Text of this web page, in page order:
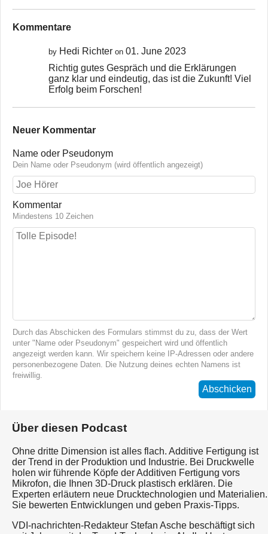
Kommentare
by Hedi Richter on 01. June 2023
Richtig gutes Gespräch und die Erklärungen
ganz klar und eindeutig, das ist die Zukunft! Viel
Erfolg beim Forschen!
Neuer Kommentar
Name oder Pseudonym
Dein Name oder Pseudonym (wird öffentlich angezeigt)
Kommentar
Mindestens 10 Zeichen
Durch das Abschicken des Formulars stimmst du zu, dass der Wert
unter "Name oder Pseudonym" gespeichert wird und öffentlich
angezeigt werden kann. Wir speichern keine IP-Adressen oder andere
personenbezogene Daten. Die Nutzung deines echten Namens ist
freiwillig.
Abschicken
Über diesen Podcast
Ohne dritte Dimension ist alles flach. Additive Fertigung ist
der Trend in der Produktion und Industrie. Bei Druckwelle
holen wir führende Köpfe der Additiven Fertigung vors
Mikrofon, die Ihnen 3D-Druck plastisch erklären. Die
Experten erläutern neue Drucktechnologien und Materialien.
Sie bewerten Entwicklungen und geben Praxis-Tipps.
VDI-nachrichten-Redakteur Stefan Asche beschäftigt sich